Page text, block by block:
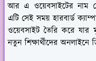
আর এ ওয়েবসাইটের নাম
এটি সেই সময় হারবার্ড
ওয়েবসাইট তৈরি করে যার
নতুন শিক্ষার্থীদের অনলাইনে